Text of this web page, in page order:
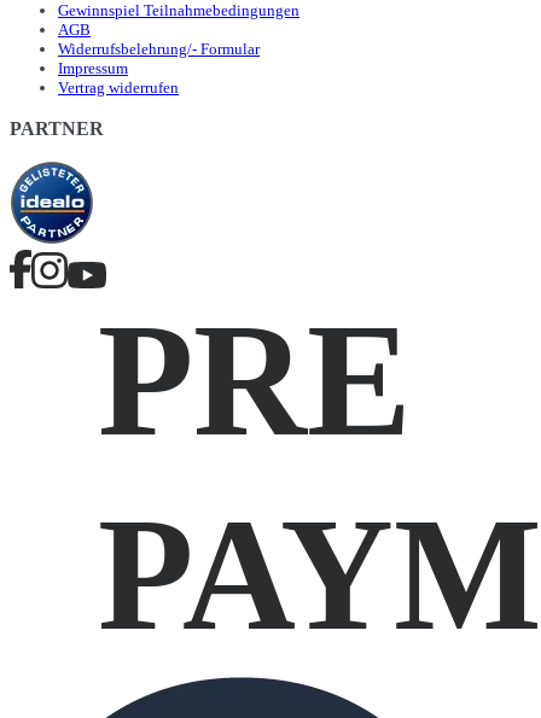
Gewinnspiel Teilnahmebedingungen
AGB
Widerrufsbelehrung/- Formular
Impressum
Vertrag widerrufen
PARTNER